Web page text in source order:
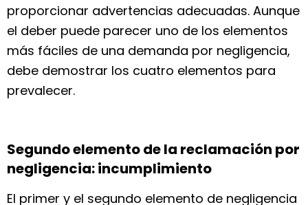
proporcionar advertencias adecuadas. Aunque
el deber puede parecer uno de los elementos
más fáciles de una demanda por negligencia,
debe demostrar los cuatro elementos para
prevalecer.
Segundo elemento de la reclamación por
negligencia: incumplimiento
El primer y el segundo elemento de negligencia